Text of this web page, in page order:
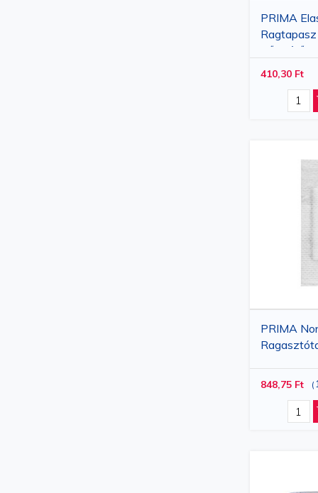
PRIMA
Bőrszínű,
a
410,30 Ft
PRIMA
848,75 Ft (